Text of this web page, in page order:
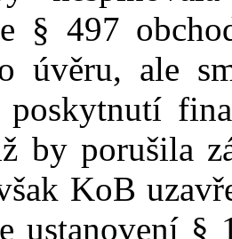
§ 497
úvěru, ale
by porušila
KoB
ustanovení §